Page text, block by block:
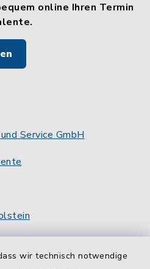
wir technisch notwendige
online Ihren Termin
Service GmbH